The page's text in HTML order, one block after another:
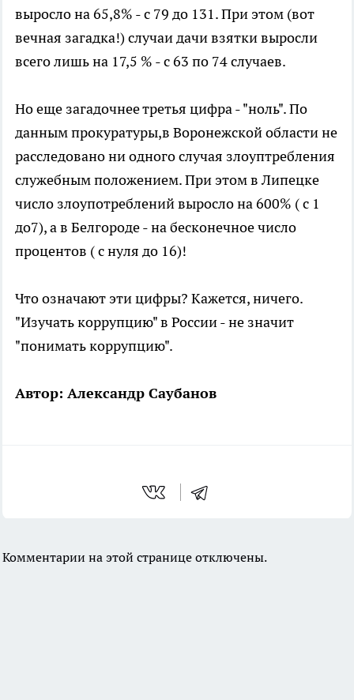
выросло на 65,8% - с 79 до 131. При этом (вот
вечная загадка!) случаи дачи взятки выросли
всего лишь на 17,5 % - с 63 по 74 случаев.
Но еще загадочнее третья цифра - "ноль". По
данным прокуратуры,в Воронежской области не
расследовано ни одного случая злоуптребления
служебным положением. При этом в Липецке
число злоупотреблений выросло на 600% ( с 1
до7), а в Белгороде - на бесконечное число
процентов ( с нуля до 16)!
Что означают эти цифры? Кажется, ничего.
"Изучать коррупцию" в России - не значит
"понимать коррупцию".
Автор: Александр Саубанов
Комментарии на этой странице отключены.